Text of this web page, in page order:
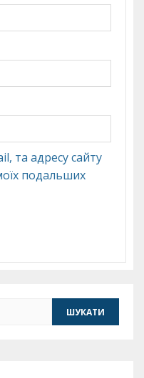
та адресу сайту
подальших